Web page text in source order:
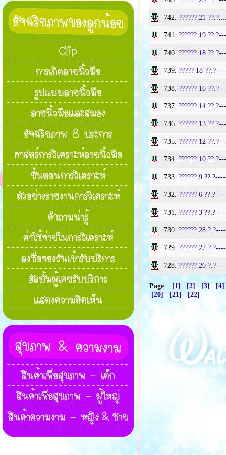
742. ?????? 21
741. ?????? 19
740. ?????? 18
739. ????? 18
738. ?????? 16
737. ?????? 14
736. ?????? 13
735. ?????? 12
734. ?????? 10
733. ?????? 9
732. ?????? 6
731. ?????? 3
730. ?????? 28
729. ?????? 27
728. ?????? 26
Page [1] [2] [3]
[4]
[20]
[21] [22]